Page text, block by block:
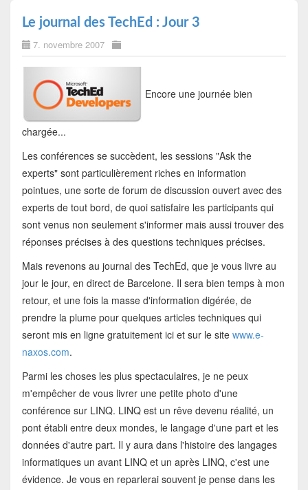
Le journal des TechEd : Jour 3
7. novembre 2007
Encore une journée bien
chargée...
Les conférences se succèdent, les sessions "Ask the
experts" sont particulièrement riches en information
pointues, une sorte de forum de discussion ouvert avec des
experts de tout bord, de quoi satisfaire les participants qui
sont venus non seulement s'informer mais aussi trouver des
réponses précises à des questions techniques précises.
Mais revenons au journal des TechEd, que je vous livre au
jour le jour, en direct de Barcelone. Il sera bien temps à mon
retour, et une fois la masse d'information digérée, de
prendre la plume pour quelques articles techniques qui
seront mis en ligne gratuitement ici et sur le site www.e-
naxos.com.
Parmi les choses les plus spectaculaires, je ne peux
m'empêcher de vous livrer une petite photo d'une
conférence sur LINQ. LINQ est un rêve devenu réalité, un
pont établi entre deux mondes, le langage d'une part et les
données d'autre part. Il y aura dans l'histoire des langages
informatiques un avant LINQ et un après LINQ, c'est une
évidence. Je vous en reparlerai souvent je pense dans les